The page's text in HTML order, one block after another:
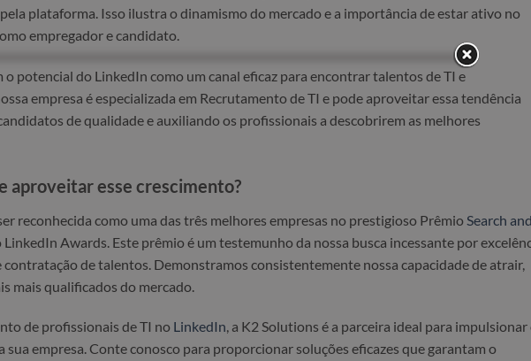
plataforma. Isso ilustra o dinamismo do mercado e a importância de estar ativo no
empregador e candidato.
o potencial do LinkedIn como um canal eficaz para encontrar talentos de TI e
empresa é especializada em Recrutamento de TI e pode aproveitar essa tendência
de qualidade e auxiliando os profissionais a descobrirem as melhores
aproveitar esse crescimento?
reconhecida como uma das três melhores empresas no prestigioso Prêmio Search and
LinkedIn Awards. Este prêmio é um testemunho da nossa busca incessante por
de talentos. Demonstramos consistentemente nossa capacidade de atrair,
mais qualificados do mercado.
de profissionais de TI no LinkedIn, a K2 Solutions é a parceira ideal para impulsionar
sua empresa. Conte conosco para proporcionar soluções eficazes que garantam o